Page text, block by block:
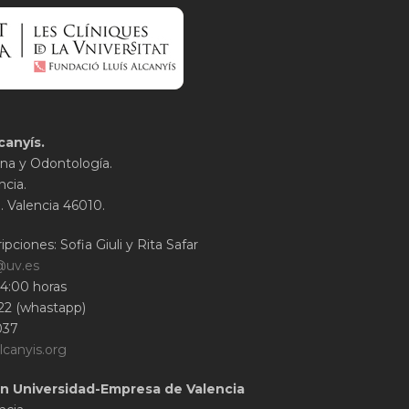
y Odontología.
Valencia 46010.
Sofia Giuli y Rita Safar
horas
(whastapp)
Universidad-Empresa de Valencia